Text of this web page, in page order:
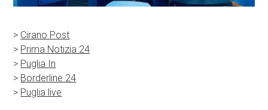
> Cirano Post
> Prima Notizia 24
> Puglia In
> Borderline 24
> Puglia live